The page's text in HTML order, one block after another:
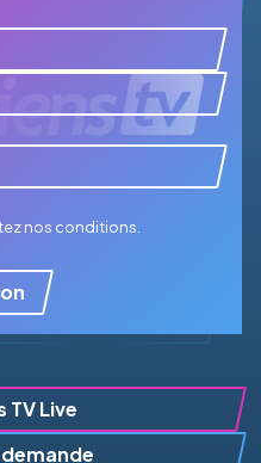
nos conditions
TV Live